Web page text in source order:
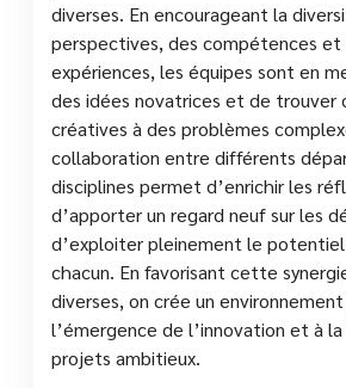
diverses. En encourageant la
perspectives, des compétences et
expériences, les équipes sont en
des idées novatrices et de trouver
créatives à des problèmes
collaboration entre différents
disciplines permet d’enrichir les
d’apporter un regard neuf sur les
d’exploiter pleinement le
chacun. En favorisant cette
diverses, on crée un
l’émergence de l’innovation et à
projets ambitieux.